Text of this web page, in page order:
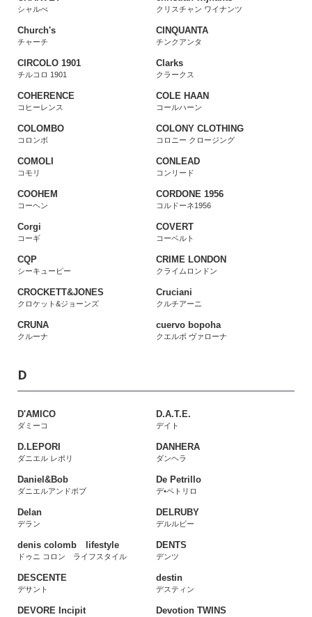
シャルべ クリスチャン ワイナンツ
Church's
チャーチ
CINQUANTA
チンクアンタ
CIRCOLO 1901
チルコロ 1901
Clarks
クラークス
COHERENCE
コヒーレンス
COLE HAAN
コールハーン
COLOMBO
コロンボ
COLONY CLOTHING
コロニー クロージング
COMOLI
コモリ
CONLEAD
コンリード
COOHEM
コーヘン
CORDONE 1956
コルドーネ1956
Corgi
コーギ
COVERT
コーベルト
CQP
シーキューピー
CRIME LONDON
クライムロンドン
CROCKETT&JONES
クロケット&ジョーンズ
Cruciani
クルチアーニ
CRUNA
クルーナ
cuervo bopoha
クエルボ ヴァローナ
D
D'AMICO
ダミーコ
D.A.T.E.
デイト
D.LEPORI
ダニエル レポリ
DANHERA
ダンヘラ
Daniel&Bob
ダニエルアンドボブ
De Petrillo
デ•ペトリロ
Delan
デラン
DELRUBY
デルルビー
denis colomb lifestyle
ドゥニ コロン ライフスタイル
DENTS
デンツ
DESCENTE
デサント
destin
デスティン
DEVORE Incipit Devotion TWINS